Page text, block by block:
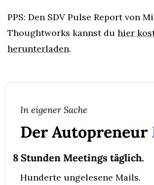
PPS: Den SDV Pulse Report von
Thoughtworks kannst du hier
herunterladen.
In eigener Sache
Der Autopreneur
8 Stunden Meetings täglich.
Hunderte ungelesene Mails.